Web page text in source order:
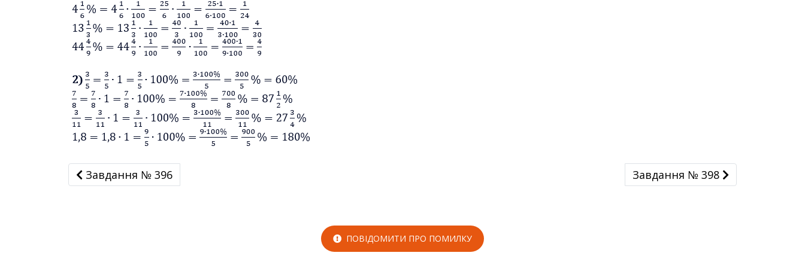
Завдання № 396
Завдання № 396 Завдання № 398
Завдання № 398
ПОВІДОМИТИ ПРО ПОМИЛКУ